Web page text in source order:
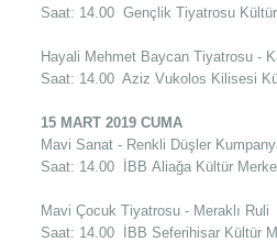
Saat: 14.00 Gençlik Tiyatrosu
Hayali Mehmet Baycan Tiyatrosu -
Saat: 14.00 Aziz Vukolos Kilisesi
15 MART 2019 CUMA
Mavi Sanat - Renkli Düşler
Saat: 14.00 İBB Aliağa Kültür
Mavi Çocuk Tiyatrosu - Meraklı Ruli
Saat: 14.00 İBB Seferihisar Kültür